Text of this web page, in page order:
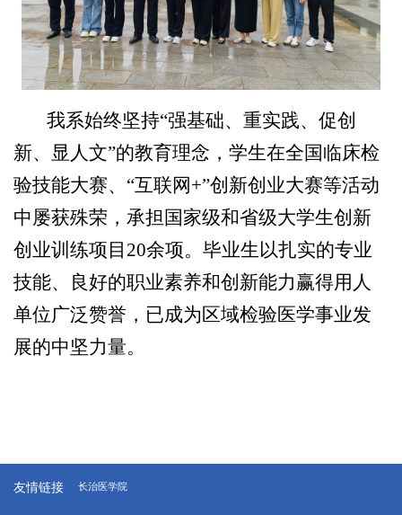
我系始终坚持“强基础、重实践、促创
新、显人文”的教育理念，学生在全国临床检
验技能大赛、“互联网+”创新创业大赛等活动
中屡获殊荣，承担国家级和省级大学生创新
创业训练项目20余项。毕业生以扎实的专业
技能、良好的职业素养和创新能力赢得用人
单位广泛赞誉，已成为区域检验医学事业发
展的中坚力量。
友情链接 长治医学院